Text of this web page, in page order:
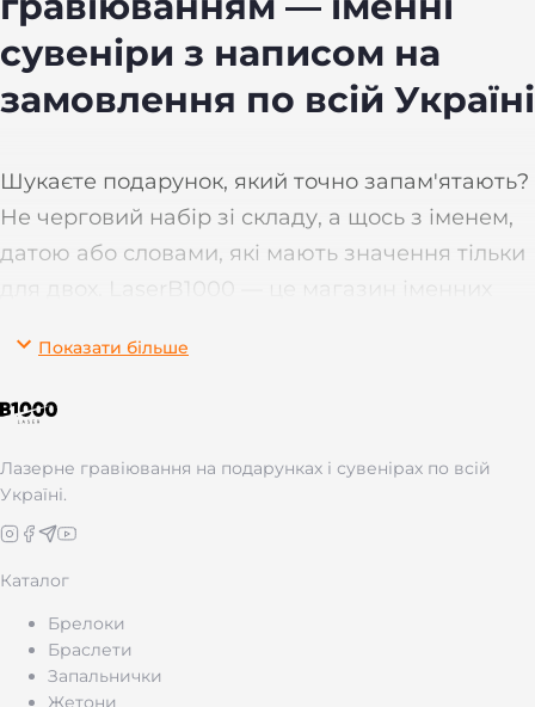
сувеніри з написом на
замовлення по всій Україні
Шукаєте подарунок, який точно запам'ятають?
Не черговий набір зі складу, а щось з іменем,
датою або словами, які мають значення тільки
для двох. LaserB1000 — це магазин іменних
металу та шкірі. Брелоки, фляги, жетони,
запальнички, ножі, термоси — будь-яка річ
стає особливою, коли на ній з'являється ваш
напис.
6 років на ринку. Понад 21 000 клієнтів по всій
відділення Розетки. Замовляйте онлайн —
забирайте там, де вам зручно.
Показати більше
Лазерне гравіювання на подарунках і сувенірах по всій
Україні.
Каталог
Брелоки
Браслети
Запальнички
Жетони